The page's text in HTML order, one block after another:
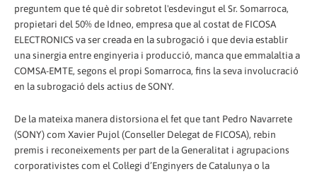
preguntem que té què dir sobretot l'esdevingut el Sr. Somarroca,
propietari del 50% de Idneo, empresa que al costat de FICOSA
ELECTRONICS va ser creada en la subrogació i que devia establir
una sinergia entre enginyeria i producció, manca que emmalaltia a
COMSA-EMTE, segons el propi Somarroca, fins la seva involucració
en la subrogació dels actius de SONY.
De la mateixa manera distorsiona el fet que tant Pedro Navarrete
(SONY) com Xavier Pujol (Conseller Delegat de FICOSA), rebin
premis i reconeixements per part de la Generalitat i agrupacions
corporativistes com el Col·legi d’Enginyers de Catalunya o la